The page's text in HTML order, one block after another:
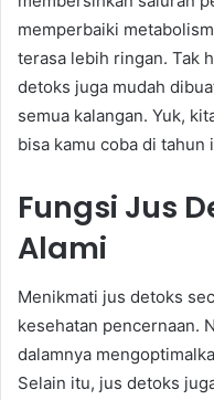
memperbaiki
terasa lebih ringan. Tak
detoks juga mudah
semua kalangan. Yuk,
bisa kamu coba di tahun
Fungsi Jus
Alami
Menikmati jus detoks
kesehatan pencernaan.
dalamnya
Selain itu, jus detoks